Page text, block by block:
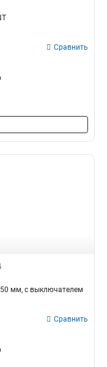
Сравнить
мм, с выключателем
Сравнить